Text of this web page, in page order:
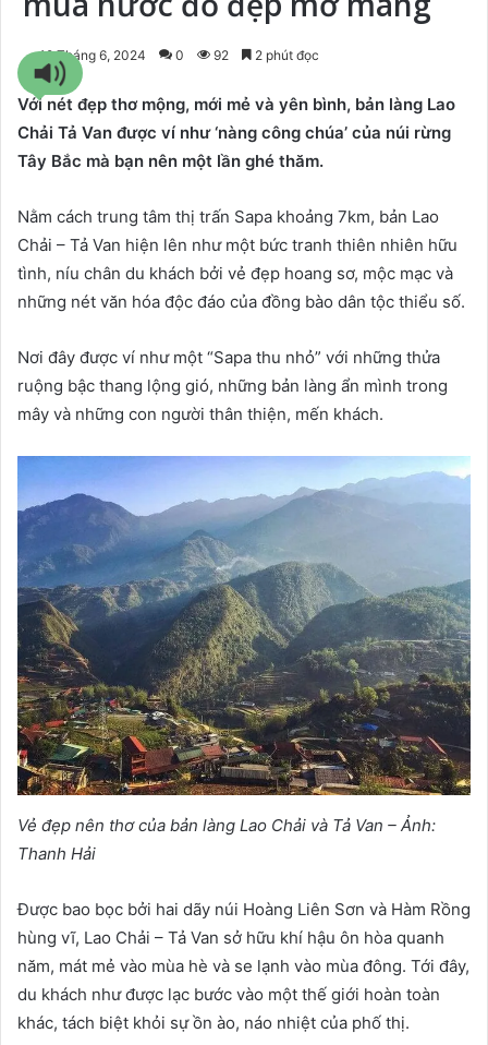
19 Tháng 6, 2024 0 92 2 phút đọc
Với nét đẹp thơ mộng, mới mẻ và yên bình, bản làng Lao
Chải Tả Van được ví như ‘nàng công chúa’ của núi rừng
Tây Bắc mà bạn nên một lần ghé thăm.
Nằm cách trung tâm thị trấn Sapa khoảng 7km, bản Lao
Chải – Tả Van hiện lên như một bức tranh thiên nhiên hữu
tình, níu chân du khách bởi vẻ đẹp hoang sơ, mộc mạc và
những nét văn hóa độc đáo của đồng bào dân tộc thiểu số.
Nơi đây được ví như một “Sapa thu nhỏ” với những thửa
ruộng bậc thang lộng gió, những bản làng ẩn mình trong
mây và những con người thân thiện, mến khách.
Vẻ đẹp nên thơ của bản làng Lao Chải và Tả Van – Ảnh:
Thanh Hải
Được bao bọc bởi hai dãy núi Hoàng Liên Sơn và Hàm Rồng
hùng vĩ, Lao Chải – Tả Van sở hữu khí hậu ôn hòa quanh
năm, mát mẻ vào mùa hè và se lạnh vào mùa đông. Tới đây,
du khách như được lạc bước vào một thế giới hoàn toàn
khác, tách biệt khỏi sự ồn ào, náo nhiệt của phố thị.